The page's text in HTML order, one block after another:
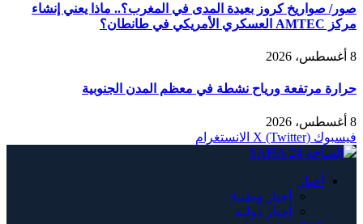
صور/ صواريخ كروز بعيدة المدى في المغرب؟.. ماذا يعني إنشاء
مركز AMTEC العسكري الأمريكي في طانطان؟
8 أغسطس، 2026
حرارة مرتفعة ورياح نشطة في معظم المدن الجنوبية
8 أغسطس، 2026
فيسبوك X (Twitter) الانستغرام
أخبار
أخبار وطنية
أخبار دولية